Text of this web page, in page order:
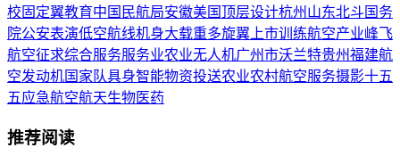
校固定翼教育中国民航局安徽美国 顶层设计杭州 山东北斗 国务
院公安表演低空航线机身大载重多旋翼上市训练航空产业峰飞
航空征求综合服务服务业农业无人机广州市沃兰特贵州福建航
空发动机国家队具身智能物资投送农业农村航空服务摄影十五
五应急航空航天生物医药
推荐阅读